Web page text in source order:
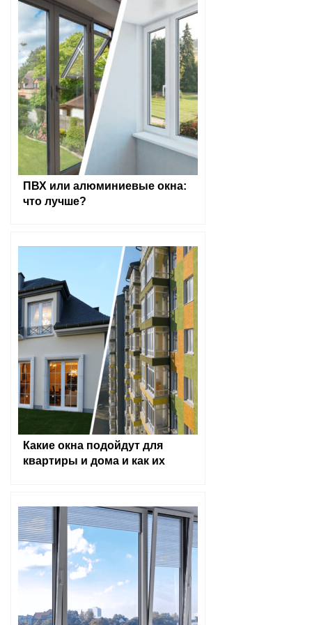
ПВХ или алюминиевые окна:
что лучше?
Какие окна подойдут для
квартиры и дома и как их